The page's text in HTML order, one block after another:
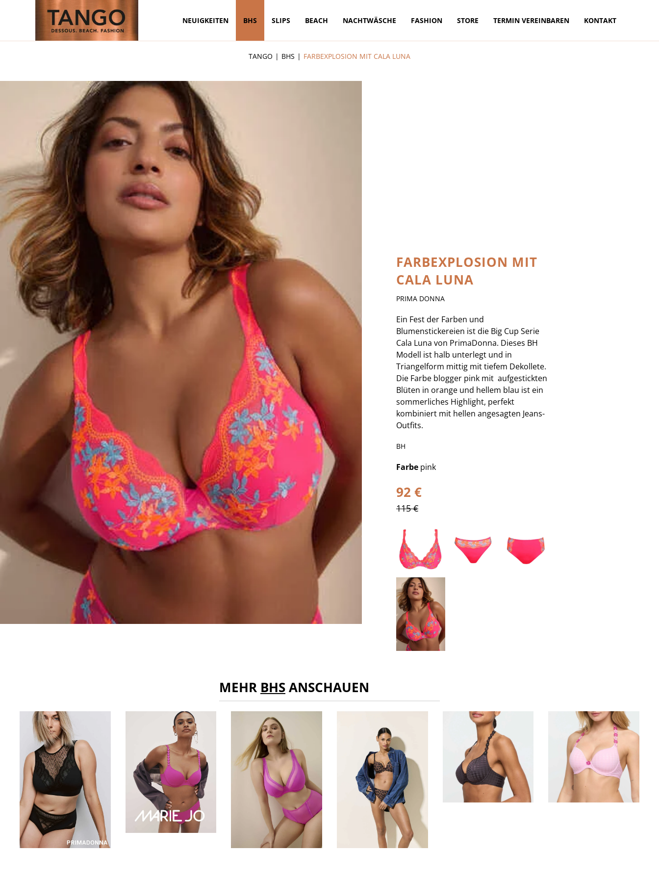
Zum Hauptinhalt springen
NEUIGKEITEN BHS SLIPS BEACH NACHTWÄSCHE FASHION STORE TERMIN VEREINBAREN KONTAKT
TANGO BHS FARBEXPLOSION MIT CALA LUNA
FARBEXPLOSION MIT
CALA LUNA
PRIMA DONNA
Ein Fest der Farben und
Blumenstickereien ist die Big Cup Serie
Cala Luna von PrimaDonna. Dieses BH
Modell ist halb unterlegt und in
Triangelform mittig mit tiefem Dekollete.
Die Farbe blogger pink mit aufgestickten
Blüten in orange und hellem blau ist ein
sommerliches Highlight, perfekt
kombiniert mit hellen angesagten Jeans-
Outfits.
BH
Farbe pink
92 €
115 €
MEHR BHSANSCHAUEN